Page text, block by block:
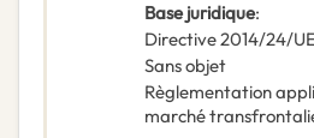
Base juridique:
Directive 2014/24/
Sans objet
Règlementation
marché